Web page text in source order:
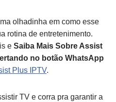
olhadinha em como esse
rotina de entretenimento.
e Saiba Mais Sobre Assist
no botão WhatsApp
Plus IPTV.
TV e corra pra garantir a